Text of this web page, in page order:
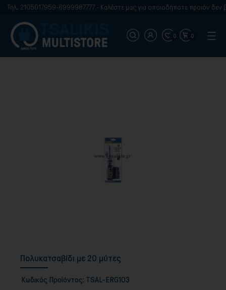
Τηλ. 2105017959-6999987777 - Καλέστε μας για οποιοδήποτε προιόν δεν
0 0
Πολυκατσαβίδι με 20 μύτες
Κωδικός Προϊόντος: TSAL-ERG103